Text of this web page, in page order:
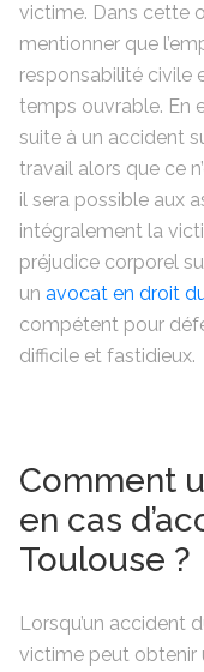
victime. Dans cette
mentionner que
responsabilité civile
temps ouvrable. En
suite à un accident
travail alors que ce
il sera possible aux
intégralement la
préjudice corporel
un avocat en droit
compétent pour
difficile et fastidieux.
Comment
en cas
Toulouse ?
Lorsqu’un accident
victime peut obtenir